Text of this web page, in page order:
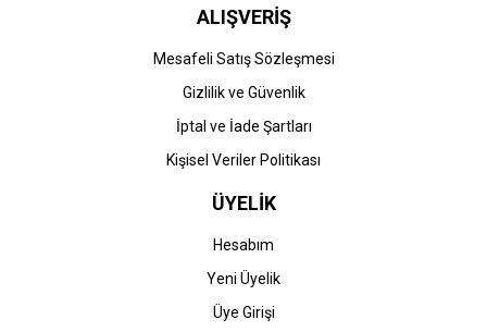
ALIŞVERİŞ
Mesafeli Satış Sözleşmesi
Gizlilik ve Güvenlik
İptal ve İade Şartları
Kişisel Veriler Politikası
ÜYELİK
Hesabım
Yeni Üyelik
Üye Girişi